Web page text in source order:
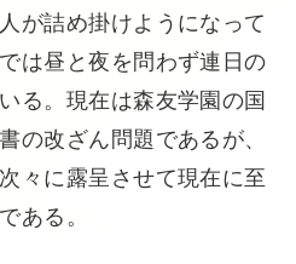
が詰め掛けようになって
は昼と夜を問わず連日の
る。現在は森友学園の国
の改ざん問題であるが、
々に露呈させて現在に至
ある。